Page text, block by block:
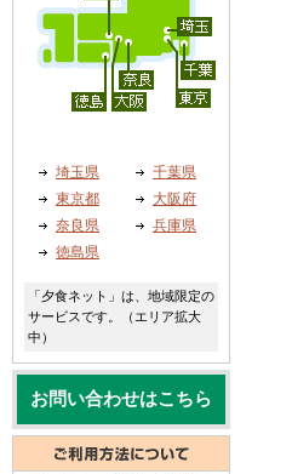
埼玉県
千葉県
東京都
大阪府
奈良県
兵庫県
徳島県
「夕食ネット」は、地域限定の
サービスです。（エリア拡大
中）
お問い合わせはこちら